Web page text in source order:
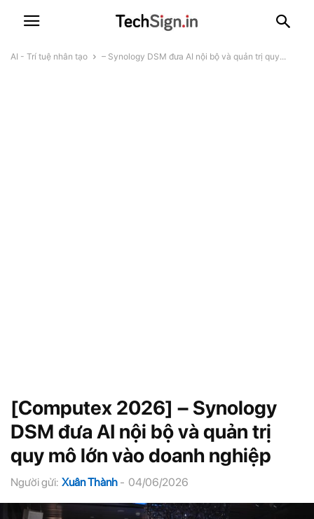
AI - Trí tuệ nhân tạo – Synology DSM đưa AI nội bộ và quản trị quy...
[Computex 2026] – Synology
DSM đưa AI nội bộ và quản trị
quy mô lớn vào doanh nghiệp
Người gửi: Xuân Thành - 04/06/2026